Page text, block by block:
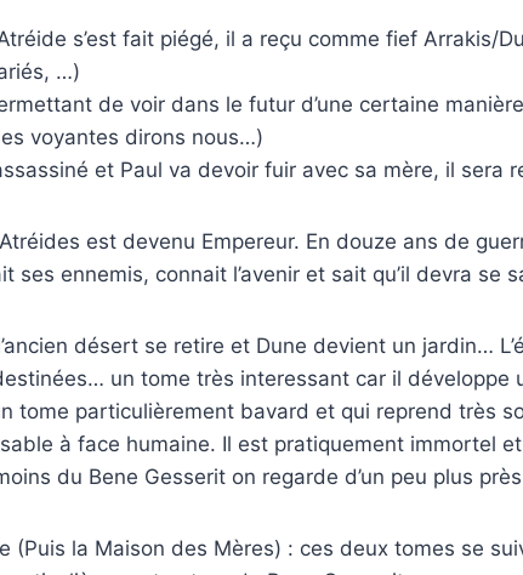
s’est fait piégé, il a reçu comme fief Arrakis/
…)
de voir dans le futur d’une certaine
voyantes dirons nous…)
et Paul va devoir fuir avec sa mère, il
est devenu Empereur. En douze ans de
ses ennemis, connait l’avenir et sait qu’il devra se
désert se retire et Dune devient un jardin…
un tome très interessant car il
tome particulièrement bavard et qui reprend très
à face humaine. Il est pratiquement immortel
du Bene Gesserit on regarde d’un peu plus
(Puis la Maison des Mères) : ces deux tomes se